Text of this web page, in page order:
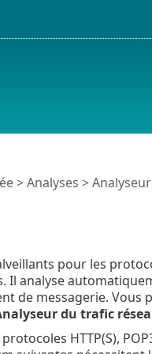
>Analyses >
pour les
Il analyse
de messagerie.
du trafic
HTTP(S),